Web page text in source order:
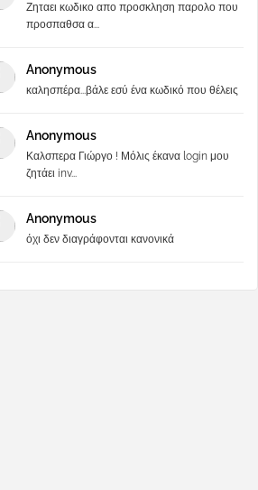
Ζηταει κωδικο απο προσκληση παρολο που
προσπαθσα α...
Anonymous
καλησπέρα...βάλε εσύ ένα κωδικό που θέλεις
Anonymous
Καλσπερα Γιώργο ! Μόλις έκανα login μου
ζητάει inv...
Anonymous
όχι δεν διαγράφονται κανονικά